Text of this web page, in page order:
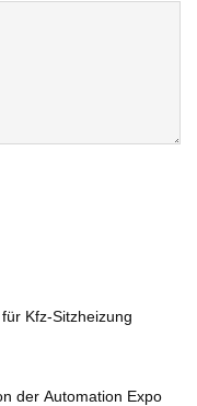
Kfz-Sitzheizung
der Automation Expo